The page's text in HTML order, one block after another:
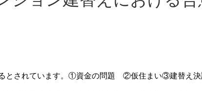
とされています。①資金の問題 ②仮住まい③建替え決